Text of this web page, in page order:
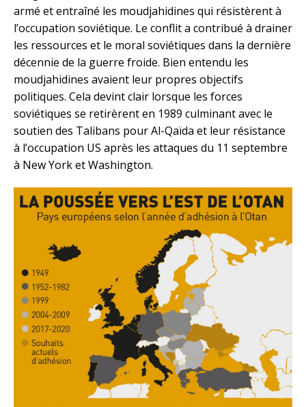
armé et entraîné les moudjahidines qui résistèrent à
l’occupation soviétique. Le conflit a contribué à drainer
les ressources et le moral soviétiques dans la dernière
décennie de la guerre froide. Bien entendu les
moudjahidines avaient leur propres objectifs
politiques. Cela devint clair lorsque les forces
soviétiques se retirèrent en 1989 culminant avec le
soutien des Talibans pour Al-Qaïda et leur résistance
à l’occupation US après les attaques du 11 septembre
à New York et Washington.